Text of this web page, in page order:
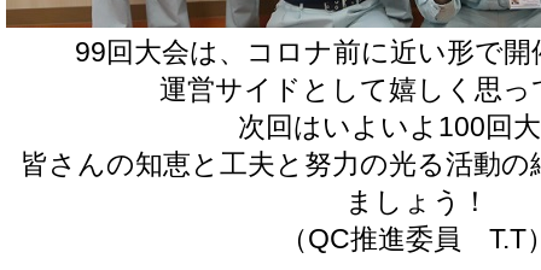
99回大会は、コロナ前に近い形で
運営サイドとして嬉しく思っ
次回はいよいよ 100回
皆さんの知恵と工夫と努力の光る活動
ましょう！
（QC推進委員 T.T